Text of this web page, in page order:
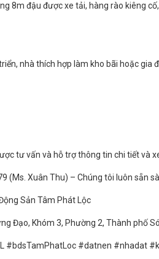
8m đậu được xe tải, hàng rào kiêng
nhà thích hợp làm kho bãi hoặc gia
tư vấn và hỗ trợ thông tin chi tiết và
(Ms. Xuân Thu) – Chúng tôi luôn sẵn
Sản Tâm Phát Lộc
Đạo, Khóm 3, Phường 2, Thành phố
#bdsTamPhatLoc #datnen #nhadat